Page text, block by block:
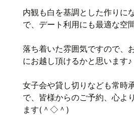
内観も白を基調とした作りに
で、デート利用にも最適な空
落ち着いた雰囲気ですので、
にお越し頂けるかと思います♪
女子会や貸し切りなども常時
で、皆様からのご予約、心よ
ます(＾◇＾)